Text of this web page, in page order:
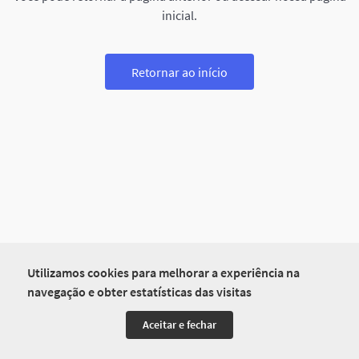
Utilizamos cookies para melhorar a experiência na
navegação e obter estatísticas das visitas
Aceitar e fechar
inicial.
Retornar ao início